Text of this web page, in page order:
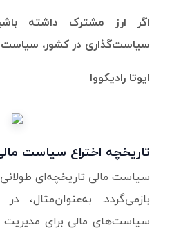
اگر ارز مشترک داشته
سیاست‌گذاری در کشور،
ایوتا رادیکووا
تاریخچه اختراع سیاست
سیاست مالی تاریخچه‌ای
بازمی‌گردد. به‌عنوان‌مثال،
سیاست‌های مالی برای مدیریت